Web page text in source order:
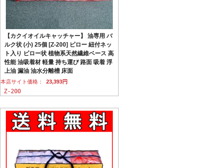
【カクイオイルキャッチャー】 油専用 バ
ルク状 (小) 25個 [Z-200] ピロー 紐付ネッ
ト入り ピロー状 植物系天然繊維ベース 高
性能 油吸着材 軽量 持ち運び 路面 吸着 浮
上油 漏油 油水分離槽 床面
本店サイト価格： 23,393円
Z-200